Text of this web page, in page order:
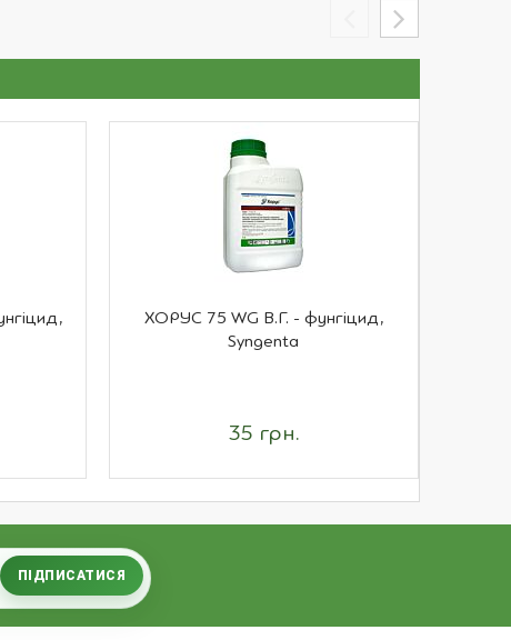
ХОРУС 75 WG В.Г. - фунгіцид,
Syngenta
35 грн.
ПІДПИСАТИСЯ